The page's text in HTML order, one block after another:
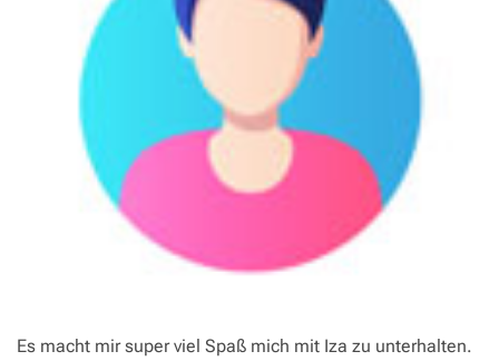
Es macht mir super viel Spaß mich mit Iza zu unterhalten.